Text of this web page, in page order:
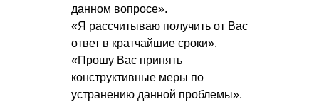
данном вопросе».
«Я рассчитываю получить от Вас
ответ в кратчайшие сроки».
«Прошу Вас принять
конструктивные меры по
устранению данной проблемы».